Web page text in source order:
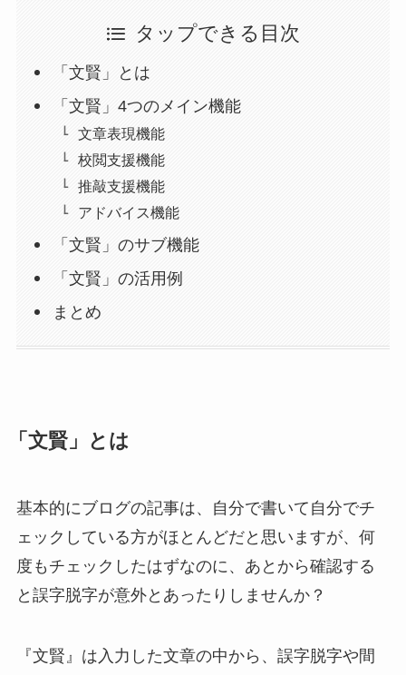
タップできる目次
「文賢」とは
「文賢」4つのメイン機能
文章表現機能
校閲支援機能
推敲支援機能
アドバイス機能
「文賢」のサブ機能
「文賢」の活用例
まとめ
「文賢」とは
基本的にブログの記事は、自分で書いて自分でチ
ェックしている方がほとんどだと思いますが、何
度もチェックしたはずなのに、あとから確認する
と誤字脱字が意外とあったりしませんか？
『文賢』は入力した文章の中から、誤字脱字や間